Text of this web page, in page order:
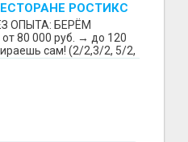
РОСТИКС
ОПЫТА: БЕРЁМ
80 000 руб. → до 120
сам! (2/2,3/2, 5/2,